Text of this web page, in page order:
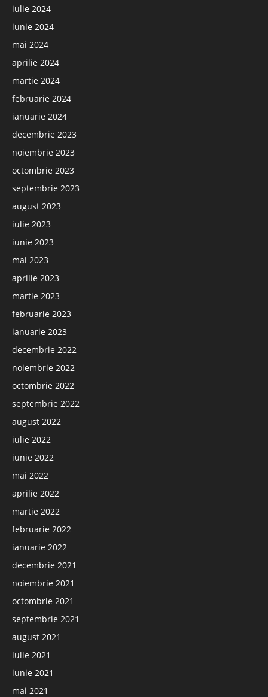
iulie 2024
iunie 2024
mai 2024
aprilie 2024
martie 2024
februarie 2024
ianuarie 2024
decembrie 2023
noiembrie 2023
octombrie 2023
septembrie 2023
august 2023
iulie 2023
iunie 2023
mai 2023
aprilie 2023
martie 2023
februarie 2023
ianuarie 2023
decembrie 2022
noiembrie 2022
octombrie 2022
septembrie 2022
august 2022
iulie 2022
iunie 2022
mai 2022
aprilie 2022
martie 2022
februarie 2022
ianuarie 2022
decembrie 2021
noiembrie 2021
octombrie 2021
septembrie 2021
august 2021
iulie 2021
iunie 2021
mai 2021